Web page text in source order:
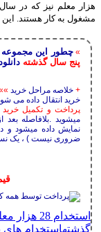
هزار معلم نیز که در
مشغول به کار هستند. این
»چطور این مجموعه
پنج سال گذشته
+خلاصه مراحل خرید
خرید انتقال داده می
پرداخت و تکمیل خرید
میشوید .بلافاصله بعد
نمایش داده میشود و
ضروری نیست ) ، یک
استخدام
گذشتهاستخدام